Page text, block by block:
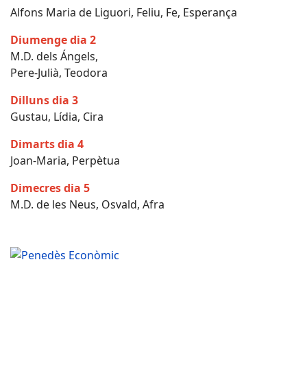
Alfons Maria de Liguori, Feliu, Fe, Esperança
Diumenge dia 2
M.D. dels Ángels,
Pere-Julià, Teodora
Dilluns dia 3
Gustau, Lídia, Cira
Dimarts dia 4
Joan-Maria, Perpètua
Dimecres dia 5
M.D. de les Neus, Osvald, Afra